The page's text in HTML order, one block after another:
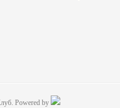
Powered by